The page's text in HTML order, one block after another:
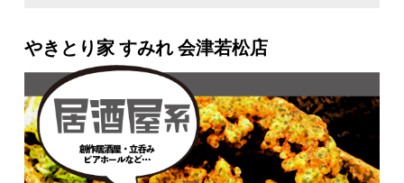
やきとり家 すみれ 会津若松店